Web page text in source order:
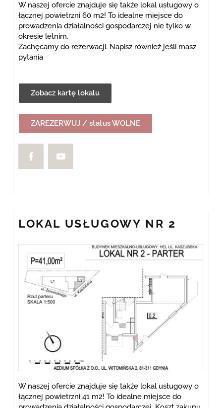
W naszej ofercie znajduje się także lokal usługowy o
łącznej powietrzni 60 m2! To idealne miejsce do
prowadzenia działalności gospodarczej nie tylko w
okresie letnim.
Zachęcamy do rezerwacji. Napisz również jeśli masz
pytania
Zobacz kartę lokalu
ZAREZERWUJ / status WOLNE
W naszej ofercie znajduje się także lokal usługowy o
łącznej powietrzni 41 m2! To idealne miejsce do
LOKAL USŁUGOWY NR 2